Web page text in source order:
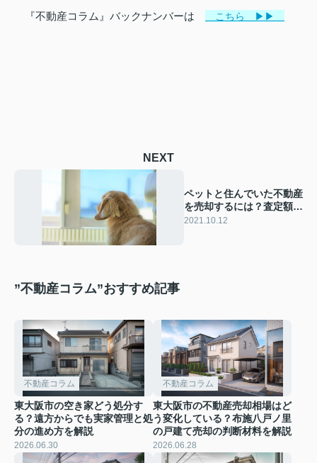
『不動産コラム』バックナンバーは こちら ▶▶
NEXT
ペットと住んでいた不動産
を売却するには？査定額の
影響や対策を解説
2021.10.12
”不動産コラム”おすすめ記事
不動産コラム
東大阪市の空き家どう処分す
る？遠方からでも実家管理と処
分の進め方を解説
2026.06.30
不動産コラム
東大阪市の不動産売却相場はど
う変化している？布施八戸ノ里
の戸建て売却の判断材料を解説
2026.06.28